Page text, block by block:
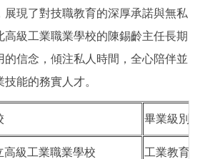
展現了對技職教育的深厚承諾與無私
級工業職業學校的陳錫齡主任長期
的信念，傾注私人時間，全心陪伴並
能的務實人才。
畢業級別
高級工業職業學校 工業教育